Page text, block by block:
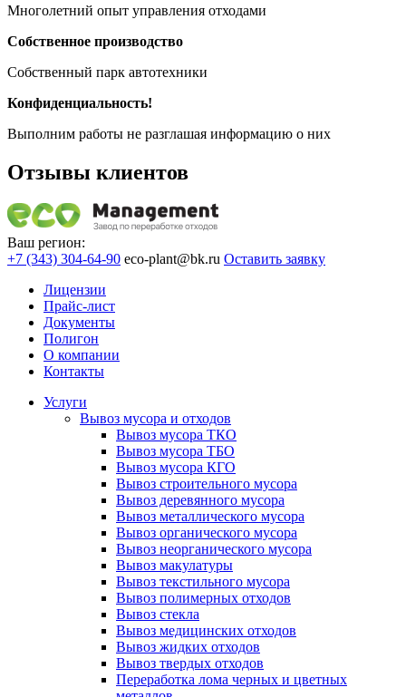
Многолетний опыт управления отходами
Собственное производство
Собственный парк автотехники
Конфиденциальность!
Выполним работы не разглашая информацию о них
Отзывы клиентов
Ваш регион:
+7 (343) 304-64-90 eco-plant@bk.ru Оставить заявку
Лицензии
Прайс-лист
Документы
Полигон
О компании
Контакты
Услуги
Вывоз мусора и отходов
Вывоз мусора ТКО
Вывоз мусора ТБО
Вывоз мусора КГО
Вывоз строительного мусора
Вывоз деревянного мусора
Вывоз металлического мусора
Вывоз органического мусора
Вывоз неорганического мусора
Вывоз макулатуры
Вывоз текстильного мусора
Вывоз полимерных отходов
Вывоз стекла
Вывоз медицинских отходов
Вывоз жидких отходов
Вывоз твердых отходов
Переработка лома черных и цветных